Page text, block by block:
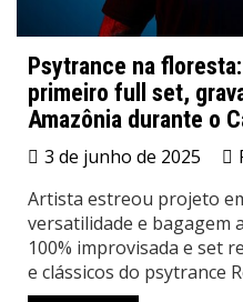
Psytrance na
primeiro full set,
Amazônia durante o
3 de junho de 2025
Artista estreou projeto
versatilidade e bagagem
100% improvisada e set
e clássicos do psytrance